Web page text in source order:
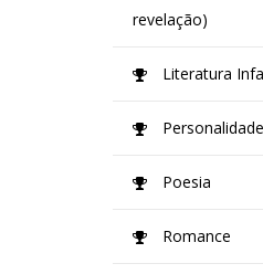
revelação)
Literatura
Poesia
Romance